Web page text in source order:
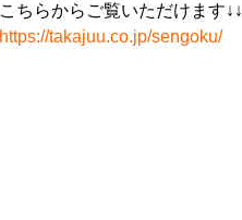
こちらからご覧いただけます↓↓
https://takajuu.co.jp/sengoku/